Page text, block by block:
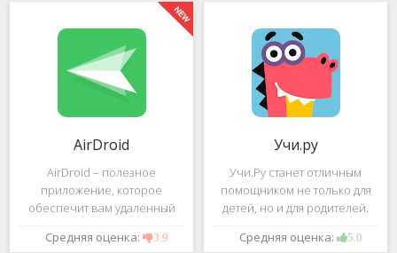
высококачественным
изображением. Столь
с помощью приложения
"Пульт для
AirDroid
AirDroid – полезное
приложение, которое
обеспечит вам удаленный
доступ к вашему смартфону
или планшету при помощи
Средняя оценка: 3.9
Учи.ру
Учи.Ру станет отличным
помощником не только для
детей, но и для родителей.
Это приложение заточено
под изучение различного
Средняя оценка: 5.0